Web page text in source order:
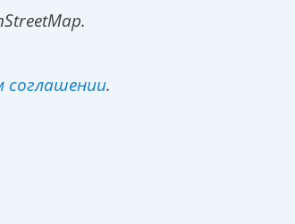
соглашении.